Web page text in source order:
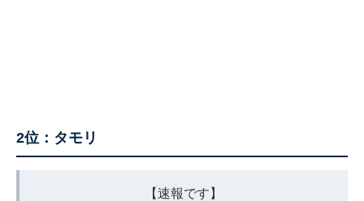
2位：タモリ
【速報です】